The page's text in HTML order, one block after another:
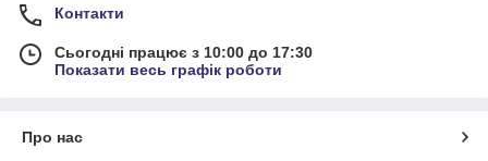
Контакти
Сьогодні працює з 10:00 до 17:30
Показати весь графік роботи
Про нас